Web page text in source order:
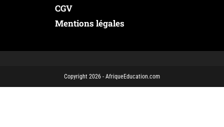
CGV
Mentions légales
Copyright 2026 - AfriqueEducation.com